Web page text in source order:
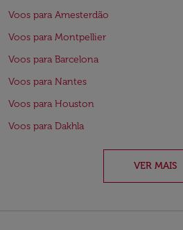
Voos para Amesterdão
Voos para Montpellier
Voos para Barcelona
Voos para Nantes
Voos para Houston
Voos para Dakhla
VER MAIS